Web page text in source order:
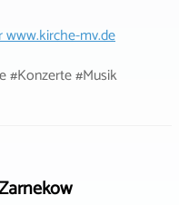
www.kirche-mv.de
#Konzerte #Musik